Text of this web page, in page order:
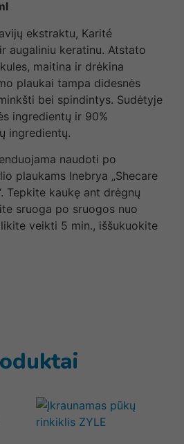
ekstraktu, Karité
augaliniu keratinu. Atstato
maitina ir drėkina
plaukai tampa didesnės
bei spindintys. Sudėtyje
ingredientų ir 90%
ingredientų.
naudoti po
plaukams Inebrya „Shecare
Tepkite kaukę ant drėgnų
sruoga po sruogos nuo
veikti 5 min., iššukuokite